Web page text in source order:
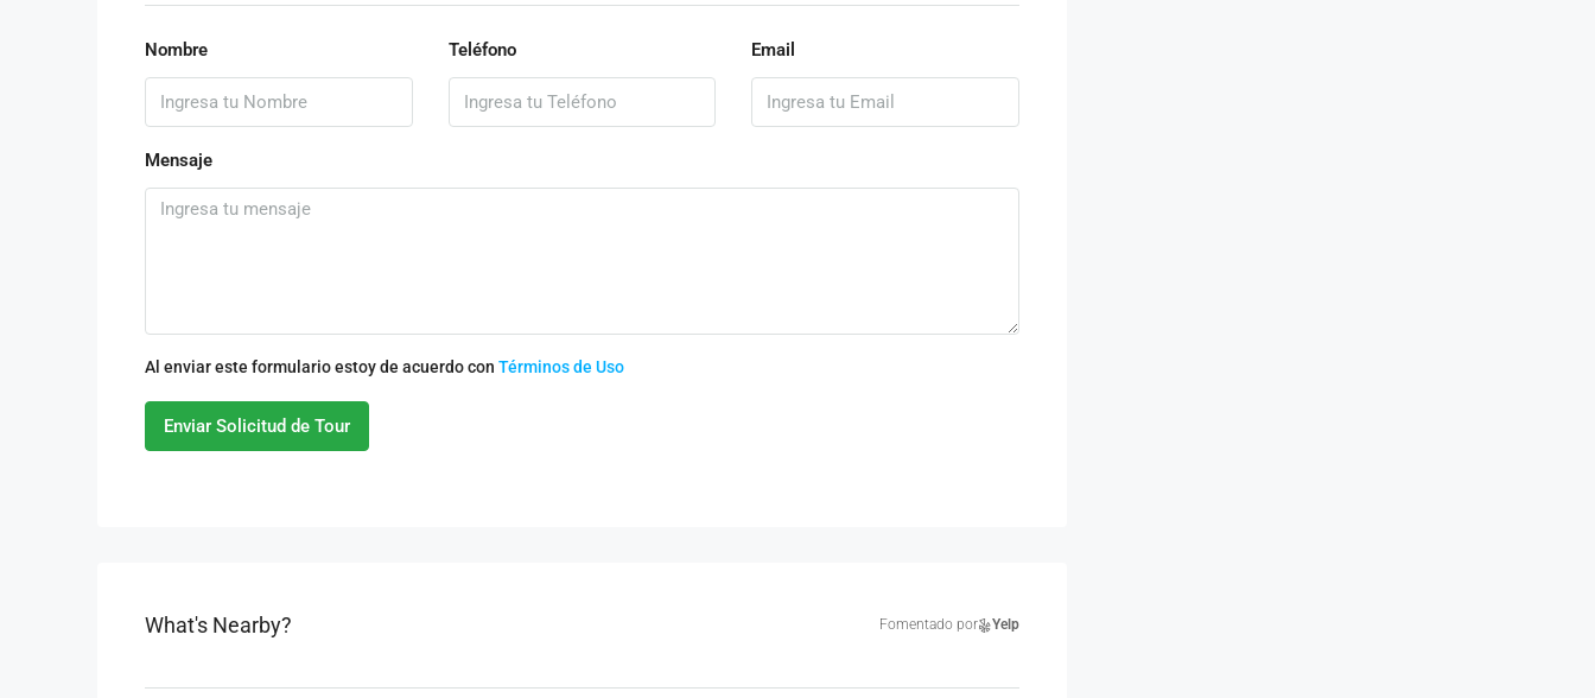
Nombre Teléfono Email
Mensaje
Al enviar este formulario estoy de acuerdo con Términos de Uso
Enviar Solicitud de Tour
What's Nearby? Fomentado por Yelp